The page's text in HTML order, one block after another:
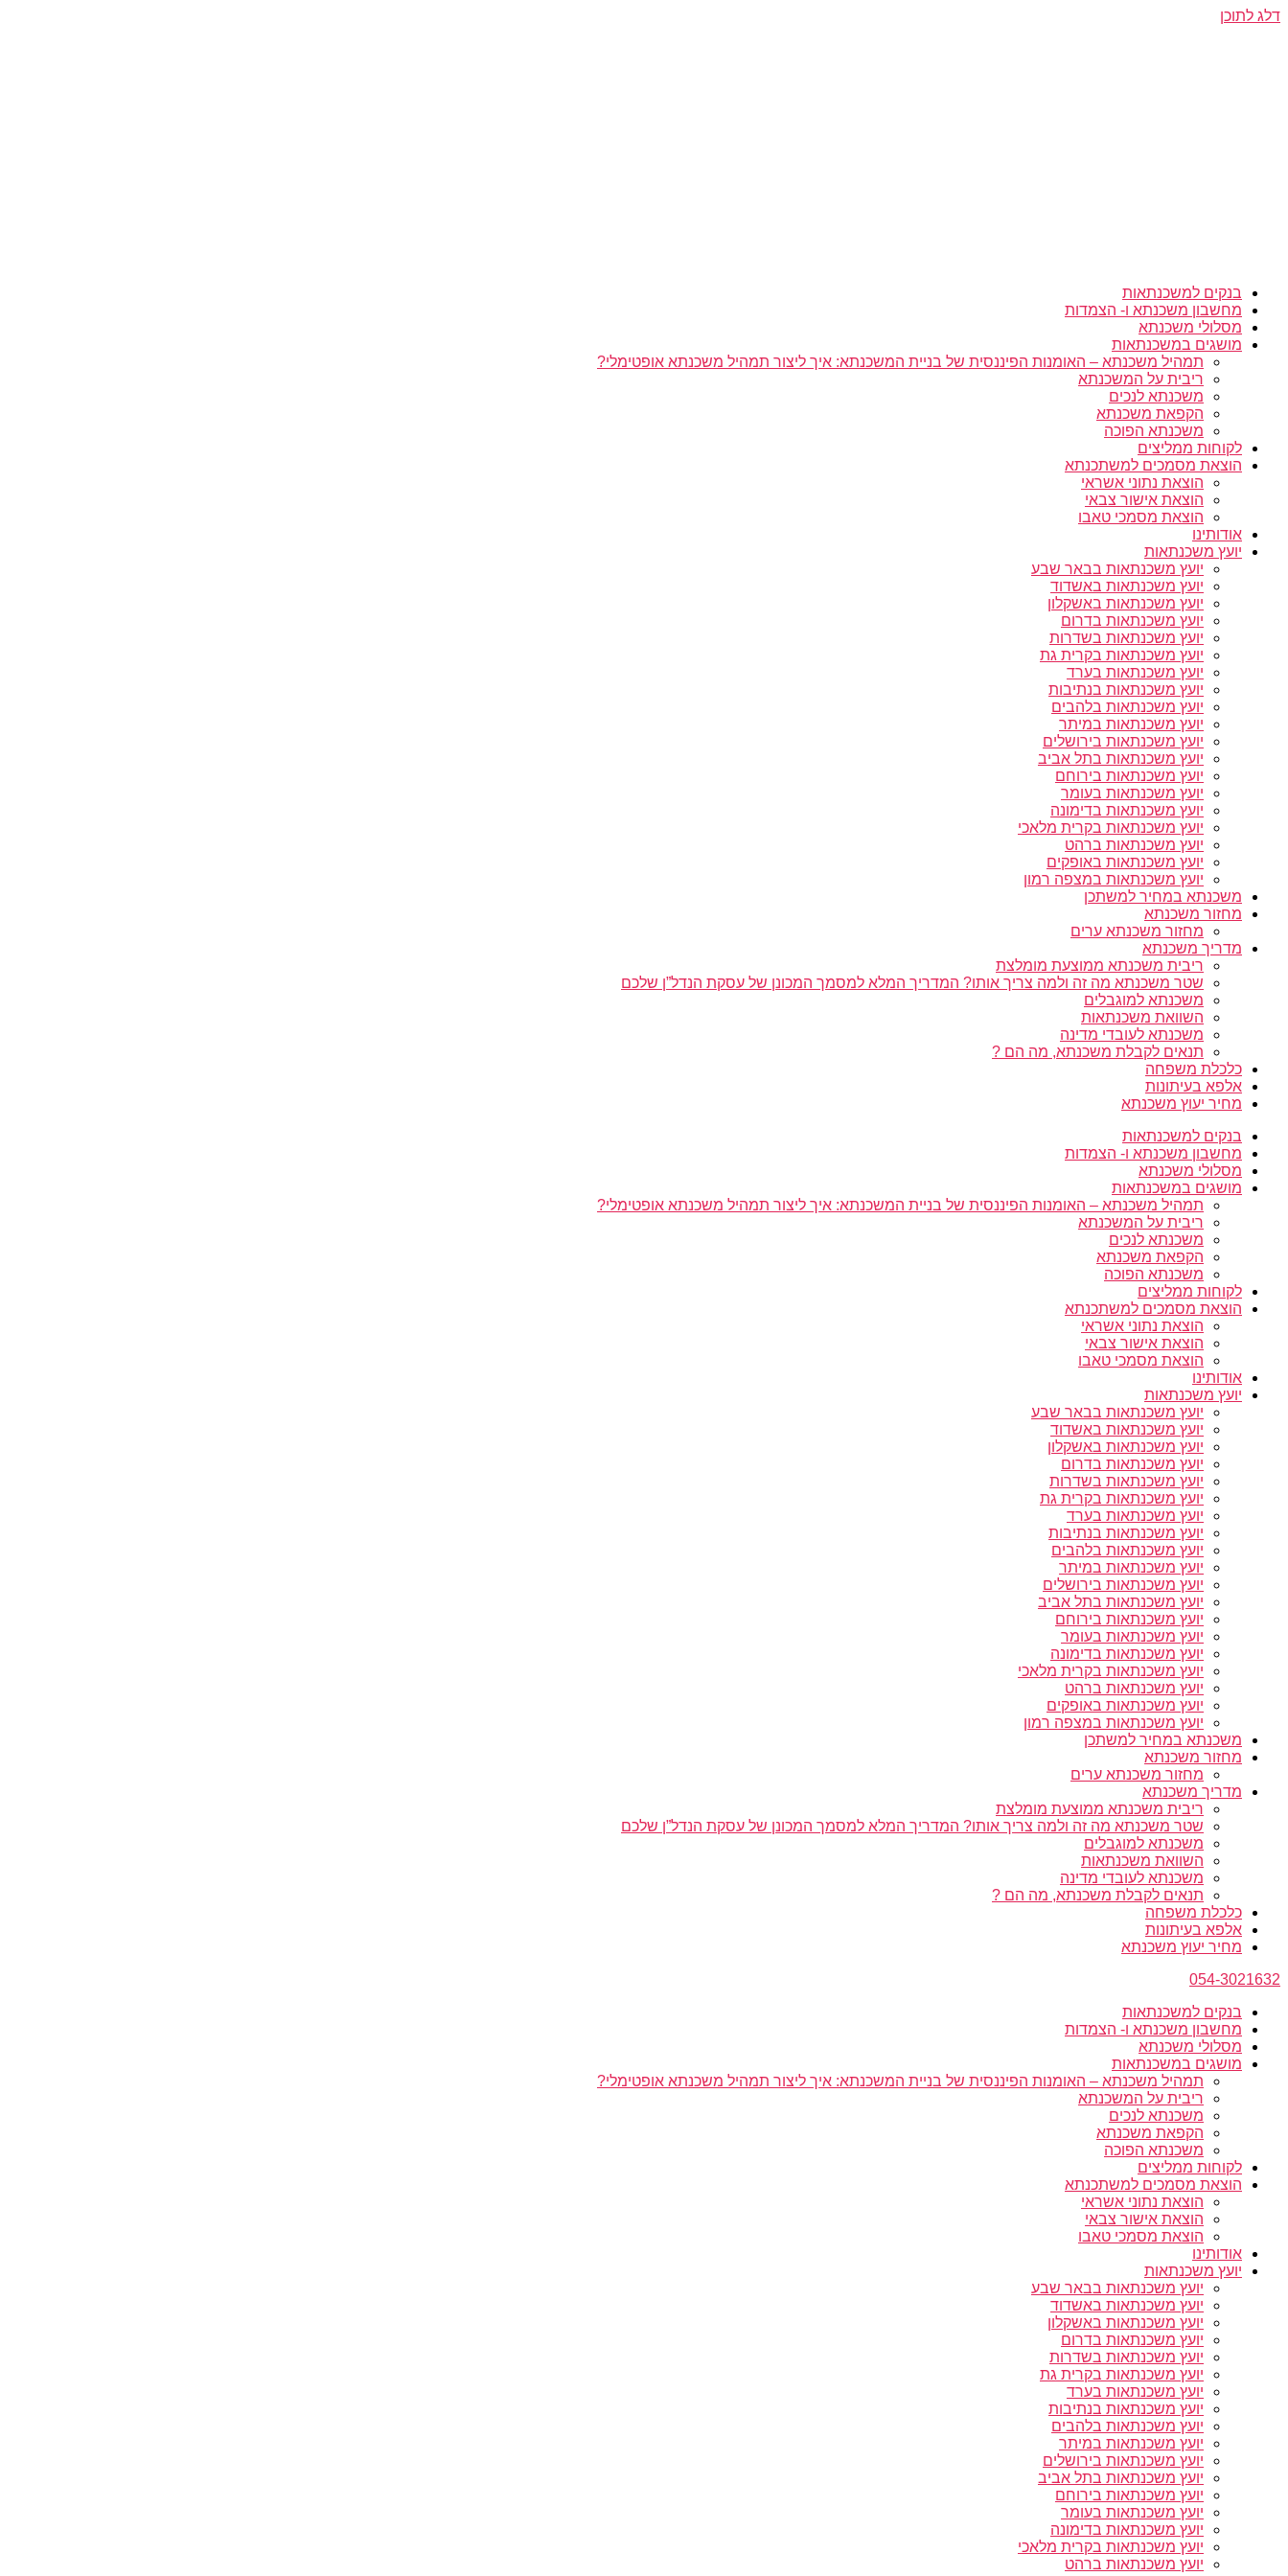
דלג לתוכן
בנקים למשכנתאות
מחשבון משכנתא ו- הצמדות
מסלולי משכנתא
מושגים במשכנתאות
תמהיל משכנתא – האומנות הפיננסית של בניית המשכנתא: איך ליצור תמהיל משכנתא אופטימלי?
ריבית על המשכנתא
משכנתא לנכים
הקפאת משכנתא
משכנתא הפוכה
לקוחות ממליצים
הוצאת מסמכים למשתכנתא
הוצאת נתוני אשראי
הוצאת אישור צבאי
הוצאת מסמכי טאבו
אודותינו
יועץ משכנתאות
יועץ משכנתאות בבאר שבע
יועץ משכנתאות באשדוד
יועץ משכנתאות באשקלון
יועץ משכנתאות בדרום
יועץ משכנתאות בשדרות
יועץ משכנתאות בקרית גת
יועץ משכנתאות בערד
יועץ משכנתאות בנתיבות
יועץ משכנתאות בלהבים
יועץ משכנתאות במיתר
יועץ משכנתאות בירושלים
יועץ משכנתאות בתל אביב
יועץ משכנתאות בירוחם
יועץ משכנתאות בעומר
יועץ משכנתאות בדימונה
יועץ משכנתאות בקרית מלאכי
יועץ משכנתאות ברהט
יועץ משכנתאות באופקים
יועץ משכנתאות במצפה רמון
משכנתא במחיר למשתכן
מחזור משכנתא
מחזור משכנתא ערים
מדריך משכנתא
ריבית משכנתא ממוצעת מומלצת
שטר משכנתא מה זה ולמה צריך אותו? המדריך המלא למסמך המכונן של עסקת הנדל”ן שלכם
משכנתא למוגבלים
השוואת משכנתאות
משכנתא לעובדי מדינה
תנאים לקבלת משכנתא, מה הם ?
כלכלת משפחה
אלפא בעיתונות
מחיר יעוץ משכנתא
בנקים למשכנתאות
מחשבון משכנתא ו- הצמדות
מסלולי משכנתא
מושגים במשכנתאות
תמהיל משכנתא – האומנות הפיננסית של בניית המשכנתא: איך ליצור תמהיל משכנתא אופטימלי?
ריבית על המשכנתא
משכנתא לנכים
הקפאת משכנתא
משכנתא הפוכה
לקוחות ממליצים
הוצאת מסמכים למשתכנתא
הוצאת נתוני אשראי
הוצאת אישור צבאי
הוצאת מסמכי טאבו
אודותינו
יועץ משכנתאות
יועץ משכנתאות בבאר שבע
יועץ משכנתאות באשדוד
יועץ משכנתאות באשקלון
יועץ משכנתאות בדרום
יועץ משכנתאות בשדרות
יועץ משכנתאות בקרית גת
יועץ משכנתאות בערד
יועץ משכנתאות בנתיבות
יועץ משכנתאות בלהבים
יועץ משכנתאות במיתר
יועץ משכנתאות בירושלים
יועץ משכנתאות בתל אביב
יועץ משכנתאות בירוחם
יועץ משכנתאות בעומר
יועץ משכנתאות בדימונה
יועץ משכנתאות בקרית מלאכי
יועץ משכנתאות ברהט
יועץ משכנתאות באופקים
יועץ משכנתאות במצפה רמון
משכנתא במחיר למשתכן
מחזור משכנתא
מחזור משכנתא ערים
מדריך משכנתא
ריבית משכנתא ממוצעת מומלצת
שטר משכנתא מה זה ולמה צריך אותו? המדריך המלא למסמך המכונן של עסקת הנדל”ן שלכם
משכנתא למוגבלים
השוואת משכנתאות
משכנתא לעובדי מדינה
תנאים לקבלת משכנתא, מה הם ?
כלכלת משפחה
אלפא בעיתונות
מחיר יעוץ משכנתא
054-3021632
בנקים למשכנתאות
מחשבון משכנתא ו- הצמדות
מסלולי משכנתא
מושגים במשכנתאות
תמהיל משכנתא – האומנות הפיננסית של בניית המשכנתא: איך ליצור תמהיל משכנתא אופטימלי?
ריבית על המשכנתא
משכנתא לנכים
הקפאת משכנתא
משכנתא הפוכה
לקוחות ממליצים
הוצאת מסמכים למשתכנתא
הוצאת נתוני אשראי
הוצאת אישור צבאי
הוצאת מסמכי טאבו
אודותינו
יועץ משכנתאות
יועץ משכנתאות בבאר שבע
יועץ משכנתאות באשדוד
יועץ משכנתאות באשקלון
יועץ משכנתאות בדרום
יועץ משכנתאות בשדרות
יועץ משכנתאות בקרית גת
יועץ משכנתאות בערד
יועץ משכנתאות בנתיבות
יועץ משכנתאות בלהבים
יועץ משכנתאות במיתר
יועץ משכנתאות בירושלים
יועץ משכנתאות בתל אביב
יועץ משכנתאות בירוחם
יועץ משכנתאות בעומר
יועץ משכנתאות בדימונה
יועץ משכנתאות בקרית מלאכי
יועץ משכנתאות ברהט